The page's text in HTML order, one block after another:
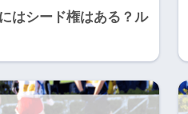
はシード権はある？ル